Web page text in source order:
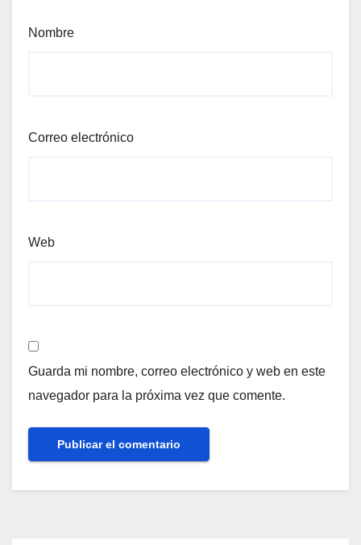
Nombre
Correo electrónico
Web
Guarda mi nombre, correo electrónico y web en este
navegador para la próxima vez que comente.